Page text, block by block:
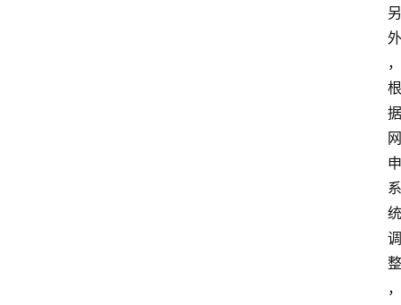
另
外
，
根
据
网
申
系
统
调
整
，